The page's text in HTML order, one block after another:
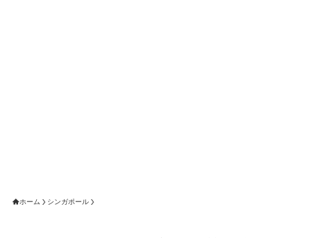
ホーム シンガポール